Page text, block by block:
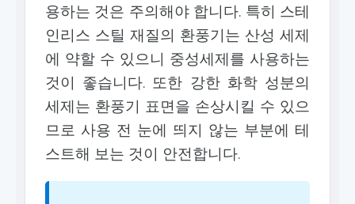
용하는 것은 주의해야 합니다. 특히 스테
인리스 스틸 재질의 환풍기는 산성 세제
에 약할 수 있으니 중성세제를 사용하는
것이 좋습니다. 또한 강한 화학 성분의
세제는 환풍기 표면을 손상시킬 수 있으
므로 사용 전 눈에 띄지 않는 부분에 테
스트해 보는 것이 안전합니다.